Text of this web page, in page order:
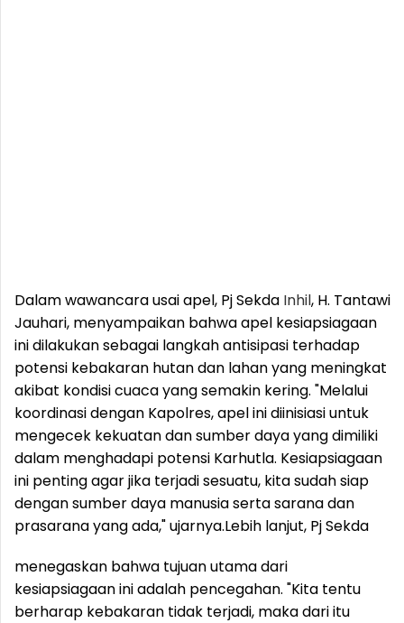
Dalam wawancara usai apel, Pj Sekda Inhil, H. Tantawi
Jauhari, menyampaikan bahwa apel kesiapsiagaan
ini dilakukan sebagai langkah antisipasi terhadap
potensi kebakaran hutan dan lahan yang meningkat
akibat kondisi cuaca yang semakin kering. "Melalui
koordinasi dengan Kapolres, apel ini diinisiasi untuk
mengecek kekuatan dan sumber daya yang dimiliki
dalam menghadapi potensi Karhutla. Kesiapsiagaan
ini penting agar jika terjadi sesuatu, kita sudah siap
dengan sumber daya manusia serta sarana dan
prasarana yang ada," ujarnya.Lebih lanjut, Pj Sekda
menegaskan bahwa tujuan utama dari
kesiapsiagaan ini adalah pencegahan. "Kita tentu
berharap kebakaran tidak terjadi, maka dari itu